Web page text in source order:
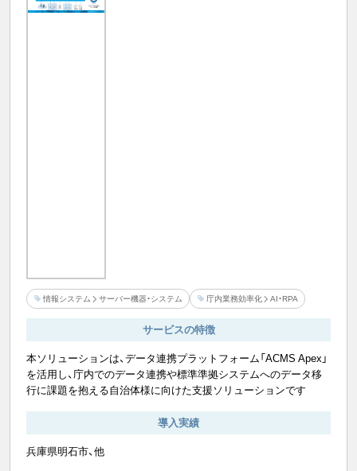
情報システム サーバー機器・システム 庁内業務効率化 AI・RPA
サービスの特徴
本ソリューションは、データ連携プラットフォーム「ACMS Apex」
を活用し、庁内でのデータ連携や標準準拠システムへのデータ移
行に課題を抱える自治体様に向けた支援ソリューションです
導入実績
兵庫県明石市、他